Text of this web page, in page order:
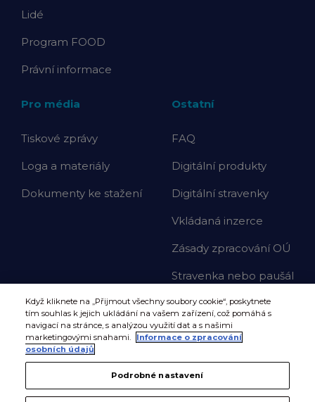
Lidé
Program FOOD
Právní informace
Pro média
Tiskové zprávy
Loga a materiály
Dokumenty ke stažení
Ostatní
FAQ
Digitální produkty
Digitální stravenky
Vkládaná inzerce
Zásady zpracování OÚ
Stravenka nebo paušál
Když kliknete na „Přijmout všechny soubory cookie“, poskytnete
tím souhlas k jejich ukládání na vašem zařízení, což pomáhá s
navigací na stránce, s analýzou využití dat a s našimi
marketingovými snahami.
Informace o zpracování
osobních údajů
Podrobné nastavení